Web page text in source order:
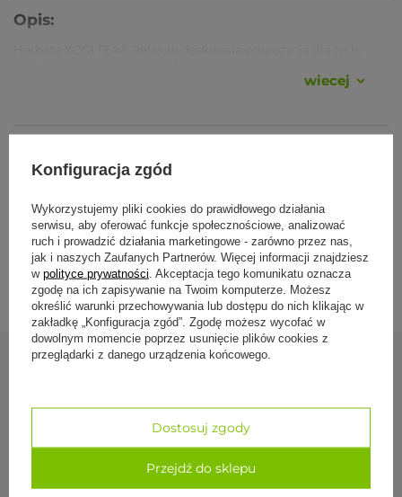
Opis:
Subtelna mieszanka kwiatów lipy i rumianku z owocem dzikiej
róży tworzy harmonijną kompozycję, idealną do relaksu i
Smak:
Składniki:
Kwiat rumianku* (17%), koper włoski*, kwiat lipy* (15%),
kardamon*, słód jęczmienny*, hibiskus*, lukrecja*,
lucerna*, liść maliny*, skórka pomarańczowa*, owoc
dzikiej róży* (2%), cynamon*, imbir*, goździki*, pieprz
czarny*.
*Z upraw ekologicznych.
Umieść torebkę w filiżance i zalej 250 ml świeżo
przegotowanej wody.
Zaparzaj przez 6–7 minut.
Ciesz się chwilą odprężenia przy filiżance herbaty.
wiecej
Formy płatności
Dostawa i zwroty
Yogi Tea
14,49 zł
Konfiguracja zgód
Wykorzystujemy pliki cookies do prawidłowego działania
serwisu, aby oferować funkcje społecznościowe, analizować
ruch i prowadzić działania marketingowe - zarówno przez nas,
jak i naszych Zaufanych Partnerów. Więcej informacji znajdziesz
w polityce prywatności . Akceptacja tego komunikatu oznacza
zgodę na ich zapisywanie na Twoim komputerze. Możesz
określić warunki przechowywania lub dostępu do nich klikając w
zakładkę „Konfiguracja zgód”. Zgodę możesz wycofać w
dowolnym momencie poprzez usunięcie plików cookies z
przeglądarki z danego urządzenia końcowego.
Dostosuj zgody
Przejdź do sklepu